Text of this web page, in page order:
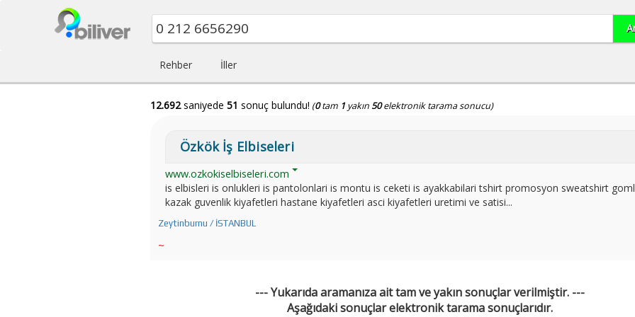
Rehber İller
12.692saniyede 51 sonuç bulundu! (0tam 1 yakın 50elektronik tarama sonucu)
Özkök İş Elbiseleri
www.ozkokiselbiseleri.com
is elbisleri is onlukleri is pantolonlari is montu is ceketi is ayakkabilari tshirt promosyon sweatshirt
kazak guvenlik kiyafetleri hastane kiyafetleri asci kiyafetleri uretimi ve satisi...
Zeytinburnu / İSTANBUL
~
--- Yukarıda aramanıza ait tam ve yakın sonuçlar verilmiştir. ---
Aşağıdaki sonuçlar elektronik tarama sonuçlarıdır.